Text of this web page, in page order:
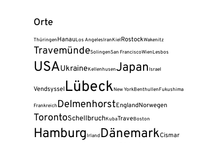
Orte
ThüringenHanauLos AngelesIranKielRostockWakenitz
TravemündeSolingenSan FranciscoWienLesbos
USAUkraineKellenhusenJapan Israel
VendsysselLübeckNew YorkBenthullenFukushima
Frankreich DelmenhorstEnglandNorwegen
TorontoSchellbruchKubaTraveBoston
Hamburg Irland DänemarkCismar